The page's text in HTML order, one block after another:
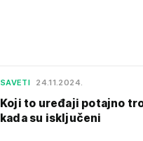
SAVETI 24.11.2024.
Koji to uređaji potajno
kada su isključeni